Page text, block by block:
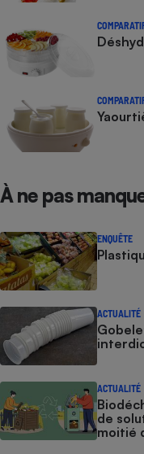
À ne pas
ENQUÊTE
ACTUALITÉ
ACTUALITÉ
de
moitié